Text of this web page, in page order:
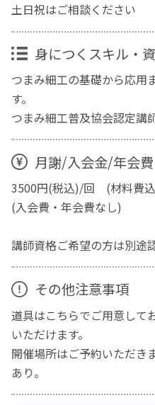
土日祝はご相談ください
身につくスキル・
つまみ細工の基礎から応用
す。
つまみ細工普及協会認定講
月謝/入会金/年会費
3500円(税込)/回 (材料費
(入会費・年会費なし)
講師資格ご希望の方は別途
その他注意事項
道具はこちらでご用意して
いただけます。
開催場所はご予約いただき
あり。